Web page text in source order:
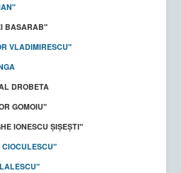
BASARAB"
VLADIMIRESCU"
DROBETA
GOMOIU"
IONESCU ȘIȘEȘTI"